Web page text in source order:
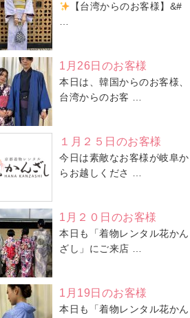
【台湾からのお客様】&#
…
1月26日のお客様
本日は、韓国からのお客様、
台湾からのお客 …
１月２５日のお客様
今日は素敵なお客様が岐阜か
らお越しくださ …
1月２０日のお客様
本日も「着物レンタル花かん
ざし」にご来店 …
1月19日のお客様
本日も「着物レンタル花かん